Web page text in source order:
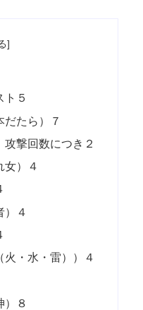
ト５
だたら）７
攻撃回数につき２
女）４
）４
火・水・雷））４
）８